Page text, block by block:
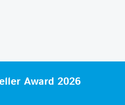
Award 2026